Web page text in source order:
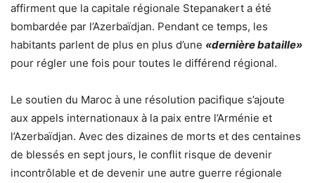
affirment que la capitale régionale Stepanakert a été
bombardée par l’Azerbaïdjan. Pendant ce temps, les
habitants parlent de plus en plus d’une «dernière bataille»
pour régler une fois pour toutes le différend régional.
Le soutien du Maroc à une résolution pacifique s’ajoute
aux appels internationaux à la paix entre l’Arménie et
l’Azerbaïdjan. Avec des dizaines de morts et des centaines
de blessés en sept jours, le conflit risque de devenir
incontrôlable et de devenir une autre guerre régionale